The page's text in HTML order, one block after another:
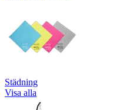
Städning
Visa alla